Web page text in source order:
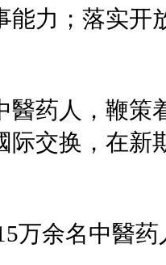
能力；落实开
药人，鞭策
际交换，在新
余名中醫药